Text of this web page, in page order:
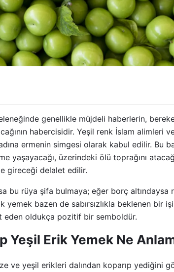
genellikle müjdeli haberlerin,
habercisidir. Yeşil renk İslam alimleri
ermenin simgesi olarak kabul edilir. Bu
yaşayacağı, üzerindeki ölü toprağını
gireceği delalet edilir.
bu rüya şifa bulmaya; eğer borç altındaysa
yemek bazen de sabırsızlıkla beklenen bir
eden oldukça pozitif bir semboldür.
Yeşil Erik Yemek Ne
ve yeşil erikleri dalından koparıp yediğini